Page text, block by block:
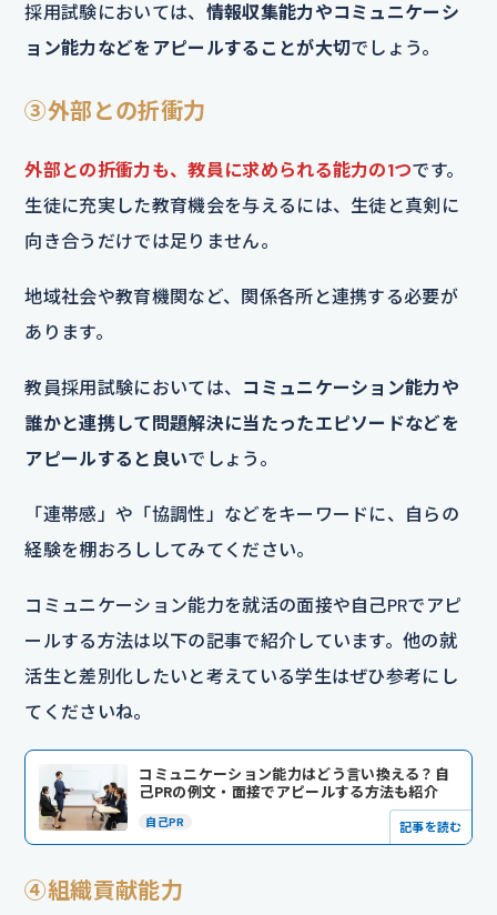
採用試験においては、 情報収集能力やコミュニケーシ
ョン能力などをアピールすることが大切でしょう。
③外部との折衝力
外部との折衝力も、教員に求められる能力の1つです。
生徒に充実した教育機会を与えるには、生徒と真剣に
向き合うだけでは足りません。
地域社会や教育機関など、関係各所と連携する必要が
あります。
教員採用試験においては、 コミュニケーション能力や
誰かと連携して問題解決に当たったエピソードなどを
アピールすると良いでしょう。
「連帯感」や「協調性」などをキーワードに、自らの
経験を棚おろししてみてください。
コミュニケーション能力を就活の面接や自己PRでアピ
ールする方法は以下の記事で紹介しています。他の就
活生と差別化したいと考えている学生はぜひ参考にし
てくださいね。
コミュニケーション能力はどう言い換える？自
己PRの例文・面接でアピールする方法も紹介
自己PR 記事を読む
④組織貢献能力